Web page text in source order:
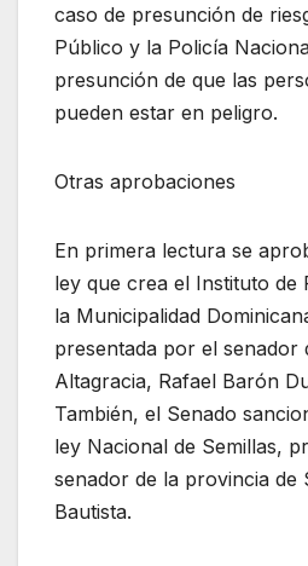
caso de presunción de
Público y la Policía
presunción de que las
pueden estar en peligro.
Otras aprobaciones
En primera lectura se
ley que crea el Instituto de
la Municipalidad
presentada por el senador
Altagracia, Rafael Barón
También, el Senado
ley Nacional de Semillas,
senador de la provincia de
Bautista.